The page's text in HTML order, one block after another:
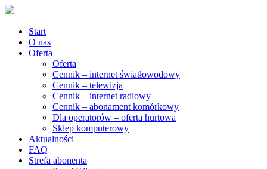
Start
O nas
Oferta
Oferta
Cennik – internet światłowodowy
Cennik – telewizja
Cennik – internet radiowy
Cennik – abonament komórkowy
Dla operatorów – oferta hurtowa
Sklep komputerowy
Aktualności
FAQ
Strefa abonenta